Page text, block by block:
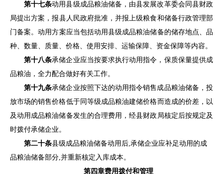
第十七条动用县级成品粮油储备，由县发展改革委会同 县财政
局提出方案，报县人民政府批准，并报上级粮食和储备行政管理部
门备案。动用方案应当包括动用县级成品粮油储备的储存地点、品
种、数量、质量、价格、使用安排、运输保障、资金保障等内容。
第十八条承储企业应当按要求执行动用指令，保质保量提供成
品粮油，全力配合做好有关工作。
第十九条承储企业按照下达的动用指令销售成品粮油储备，投
放市场的销售价格低于同等级成品粮油建储价格而造成的价差，以
及动用成品粮油储备发生的合理费用，经县财政局核定后按规定及
时拨付承储企业。
第二十条县级成品粮油储备动用后,承储企业应补足动用的成
品粮油储备部分,并重新核定入库成本。
第四章费用拨付和管理